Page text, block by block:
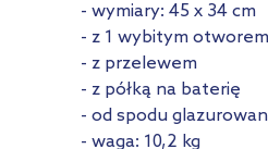
- wymiary: 45 x 34 cm
- z 1 wybitym
- z przelewem
- z półką na baterię
- od spodu
- waga: 10,2 kg